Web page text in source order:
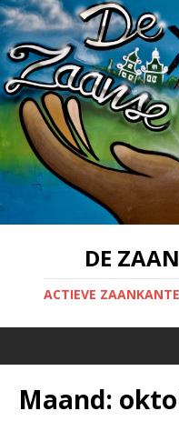
DE
ACTIEVE
Maand: